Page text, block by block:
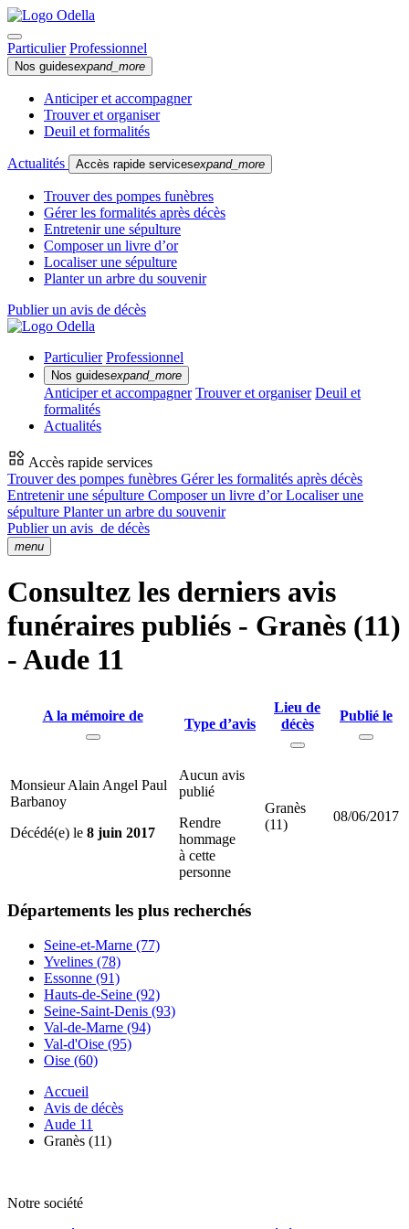
Particulier Professionnel
Nos guidesexpand_more
Anticiper et accompagner
Trouver et organiser
Deuil et formalités
Actualités Accès rapide servicesexpand_more
Trouver des pompes funèbres
Gérer les formalités après décès
Entretenir une sépulture
Composer un livre d’or
Localiser une sépulture
Planter un arbre du souvenir
Publier un avis de décès
Particulier Professionnel
Nos guidesexpand_more
Anticiper et accompagner Trouver et organiser Deuil et
formalités
Actualités
Accès rapide services
Trouver des pompes funèbres Gérer les formalités après décès
Entretenir une sépulture Composer un livre d’orLocaliser une
sépulture Planter un arbre du souvenir
Publier un avis de décès
menu
Consultez les derniers avis
funéraires publiés - Granès (11)
- Aude 11
A la mémoire de
Type d’avis
Lieu de
décès
Publié le
Monsieur Alain Angel Paul
Barbanoy
Décédé(e) le 8 juin 2017
Aucun avis
publié
Rendre
hommage
à cette
personne
Granès
(11)
08/06/2017
Départements les plus recherchés
Seine-et-Marne (77)
Yvelines (78)
Essonne (91)
Hauts-de-Seine (92)
Seine-Saint-Denis (93)
Val-de-Marne (94)
Val-d'Oise (95)
Oise (60)
Accueil
Avis de décès
Aude 11
Granès (11)
Notre société